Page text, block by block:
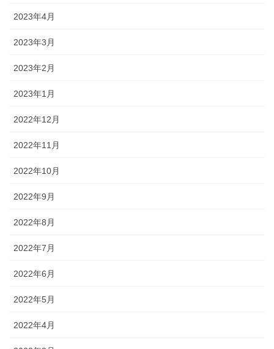
2023年4月
2023年3月
2023年2月
2023年1月
2022年12月
2022年11月
2022年10月
2022年9月
2022年8月
2022年7月
2022年6月
2022年5月
2022年4月